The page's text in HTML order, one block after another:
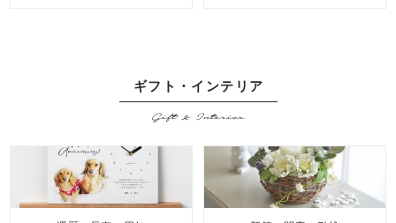
ギフト・インテリア
Gift & Interior